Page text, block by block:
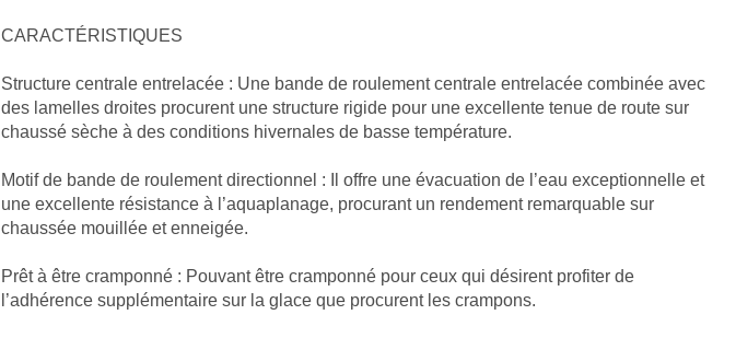
CARACTÉRISTIQUES
Structure centrale entrelacée : Une bande de roulement centrale entrelacée combinée avec
des lamelles droites procurent une structure rigide pour une excellente tenue de route sur
chaussé sèche à des conditions hivernales de basse température.
Motif de bande de roulement directionnel : Il offre une évacuation de l’eau exceptionnelle et
une excellente résistance à l’aquaplanage, procurant un rendement remarquable sur
chaussée mouillée et enneigée.
Prêt à être cramponné : Pouvant être cramponné pour ceux qui désirent profiter de
l’adhérence supplémentaire sur la glace que procurent les crampons.